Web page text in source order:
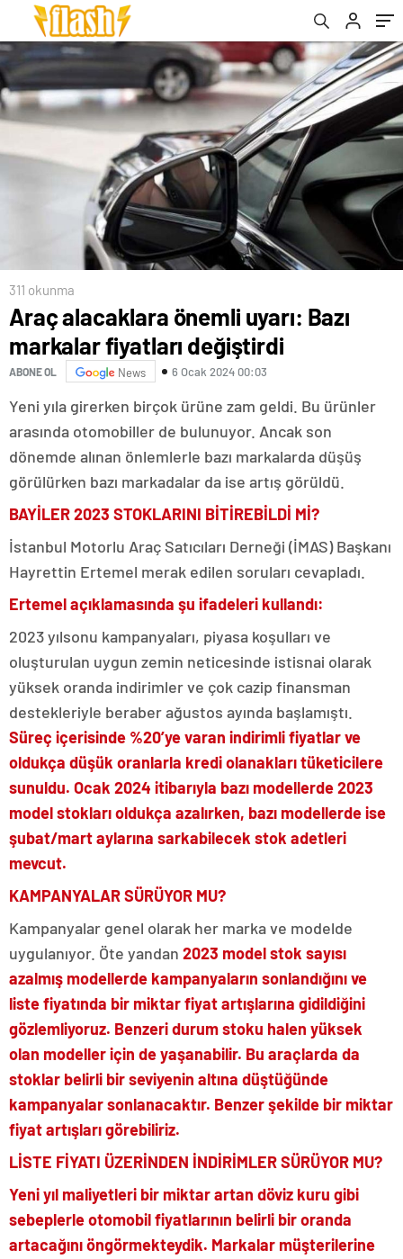
311 okunma
Araç alacaklara önemli uyarı: Bazı
markalar fiyatları değiştirdi
ABONE OL News 6 Ocak 2024 00:03
Yeni yıla girerken birçok ürüne zam geldi. Bu ürünler
arasında otomobiller de bulunuyor. Ancak son
dönemde alınan önlemlerle bazı markalarda düşüş
görülürken bazı markadalar da ise artış görüldü.
BAYİLER 2023 STOKLARINI BİTİREBİLDİ Mİ?
İstanbul Motorlu Araç Satıcıları Derneği (İMAS) Başkanı
Hayrettin Ertemel merak edilen soruları cevapladı.
Ertemel açıklamasında şu ifadeleri kullandı:
2023 yılsonu kampanyaları, piyasa koşulları ve
oluşturulan uygun zemin neticesinde istisnai olarak
yüksek oranda indirimler ve çok cazip finansman
destekleriyle beraber ağustos ayında başlamıştı.
Süreç içerisinde %20’ye varan indirimli fiyatlar ve
oldukça düşük oranlarla kredi olanakları tüketicilere
sunuldu. Ocak 2024 itibarıyla bazı modellerde 2023
model stokları oldukça azalırken, bazı modellerde ise
şubat/mart aylarına sarkabilecek stok adetleri
mevcut.
KAMPANYALAR SÜRÜYOR MU?
Kampanyalar genel olarak her marka ve modelde
uygulanıyor. Öte yandan 2023 model stok sayısı
azalmış modellerde kampanyaların sonlandığını ve
liste fiyatında bir miktar fiyat artışlarına gidildiğini
gözlemliyoruz. Benzeri durum stoku halen yüksek
olan modeller için de yaşanabilir. Bu araçlarda da
stoklar belirli bir seviyenin altına düştüğünde
kampanyalar sonlanacaktır. Benzer şekilde bir miktar
fiyat artışları görebiliriz.
LİSTE FİYATI ÜZERİNDEN İNDİRİMLER SÜRÜYOR MU?
Yeni yıl maliyetleri bir miktar artan döviz kuru gibi
sebeplerle otomobil fiyatlarının belirli bir oranda
artacağını öngörmekteydik. Markalar müşterilerine